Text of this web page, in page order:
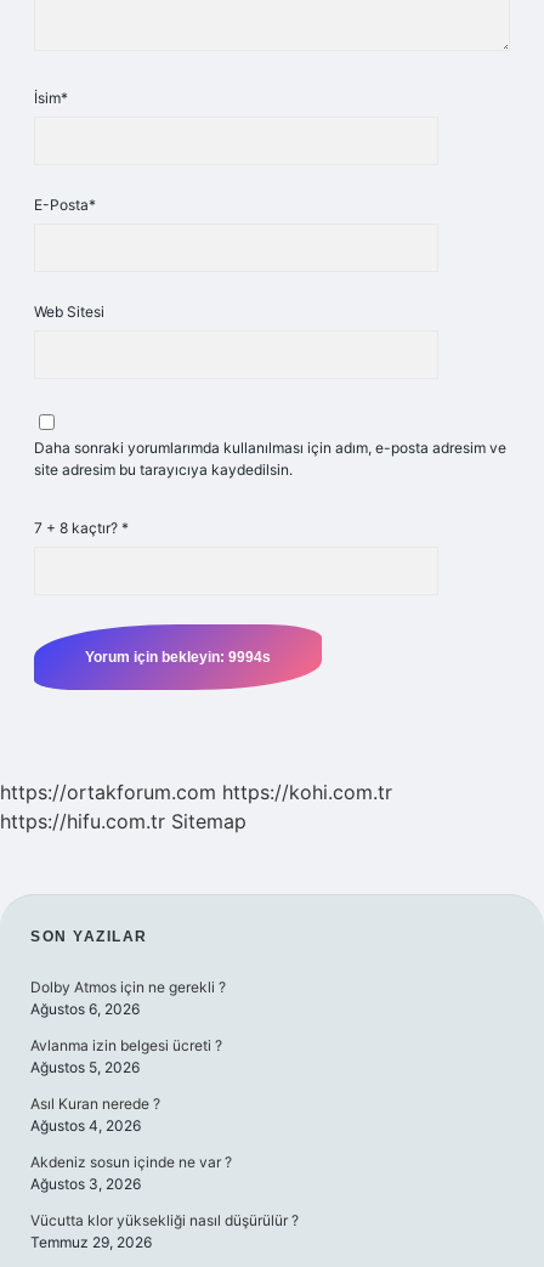
İsim*
E-Posta*
Web Sitesi
Daha sonraki yorumlarımda kullanılması için adım, e-posta adresim ve
site adresim bu tarayıcıya kaydedilsin.
7 + 8 kaçtır? *
https://ortakforum.com https://kohi.com.tr
https://hifu.com.tr Sitemap
SIDEBAR
SON YAZILAR
Dolby Atmos için ne gerekli ?
Ağustos 6, 2026
Avlanma izin belgesi ücreti ?
Ağustos 5, 2026
Asıl Kuran nerede ?
Ağustos 4, 2026
Akdeniz sosun içinde ne var ?
Ağustos 3, 2026
Vücutta klor yüksekliği nasıl düşürülür ?
Temmuz 29, 2026